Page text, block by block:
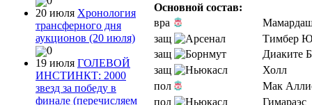
20 июля Хронология
трансферного дня
аукционов (20 июля)
0
19 июля ГОЛЕВОЙ
ИНСТИНКТ: 2000
звезд за победу в
финале (перечисляем
Основной состав:
вра
защ
Тимбер
защ
Диаките
защ
Холл
пол
Мак
пол
Гимараэс